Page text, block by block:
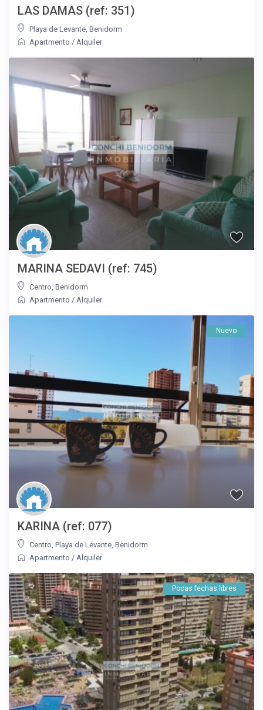
LAS DAMAS (ref: 351)
Playa de Levante ,Benidorm
Apartmento / Alquiler
MARINA SEDAVI (ref: 745)
Centro ,Benidorm
Apartmento / Alquiler
Nuevo
KARINA (ref: 077)
Centro ,Playa de Levante ,Benidorm
Apartmento / Alquiler
Pocas fechas libres